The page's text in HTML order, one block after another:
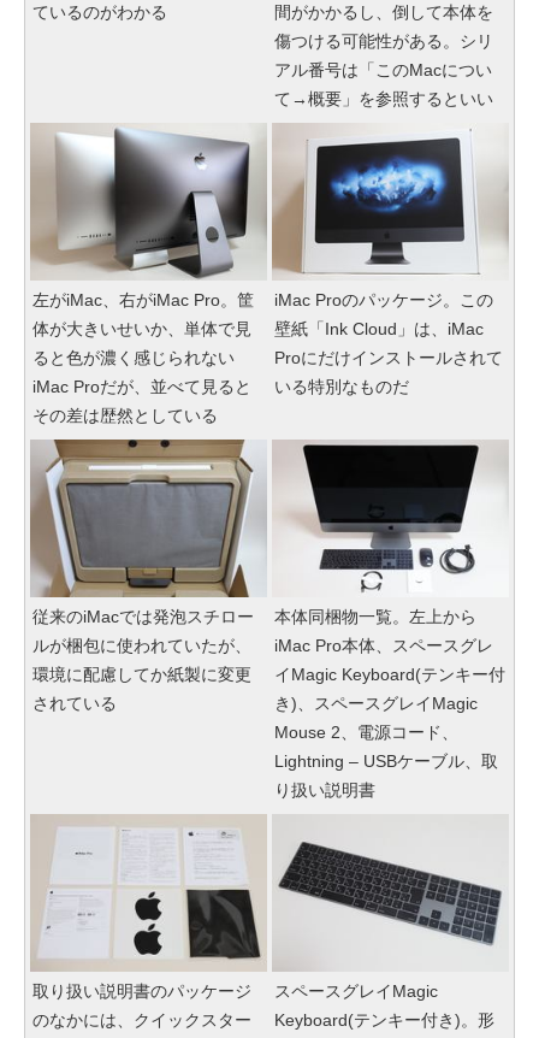
ているのがわかる
間がかかるし、倒して本体を
傷つける可能性がある。シリ
アル番号は「このMacについ
て→概要」を参照するといい
左がiMac、右がiMac Pro。筐
体が大きいせいか、単体で見
ると色が濃く感じられない
iMac Proだが、並べて見ると
その差は歴然としている
iMac Proのパッケージ。この
壁紙「Ink Cloud」は、iMac
Proにだけインストールされて
いる特別なものだ
従来のiMacでは発泡スチロー
ルが梱包に使われていたが、
環境に配慮してか紙製に変更
されている
本体同梱物一覧。左上から
iMac Pro本体、スペースグレ
イMagic Keyboard(テンキー付
き)、スペースグレイMagic
Mouse 2、電源コード、
Lightning – USBケーブル、取
り扱い説明書
取り扱い説明書のパッケージ
のなかには、クイックスター
スペースグレイMagic
Keyboard(テンキー付き)。形